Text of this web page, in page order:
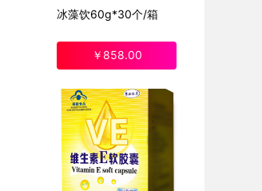
冰藻饮60g*30个/箱
￥858.00